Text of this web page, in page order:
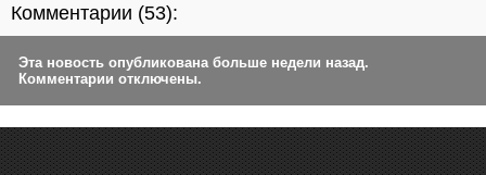
Комментарии (53):
Эта новость опубликована больше недели назад.
Комментарии отключены.